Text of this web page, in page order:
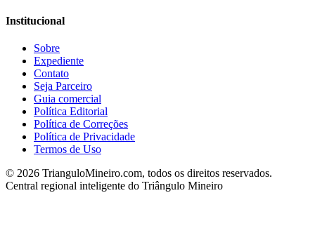
Institucional
Sobre
Expediente
Contato
Seja Parceiro
Guia comercial
Política Editorial
Política de Correções
Política de Privacidade
Termos de Uso
© 2026 TrianguloMineiro.com, todos os direitos reservados.
Central regional inteligente do Triângulo Mineiro